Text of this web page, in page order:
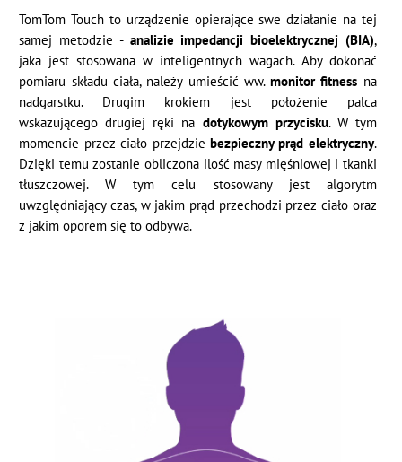
TomTom Touch to urządzenie opierające swe działanie na tej
samej metodzie - analizie impedancji bioelektrycznej (BIA),
jaka jest stosowana w inteligentnych wagach. Aby dokonać
pomiaru składu ciała, należy umieścić ww.monitor fitness na
nadgarstku. Drugim krokiem jest położenie palca
wskazującego drugiej ręki na dotykowym przycisku. W tym
momencie przez ciało przejdzie bezpieczny prąd elektryczny.
Dzięki temu zostanie obliczona ilość masy mięśniowej i tkanki
tłuszczowej. W tym celu stosowany jest algorytm
uwzględniający czas, w jakim prąd przechodzi przez ciało oraz
z jakim oporem się to odbywa.